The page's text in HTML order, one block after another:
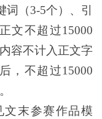
（3-5个）、引
文不超过15000
容不计入正文字
，不超过15000
文末参赛作品模